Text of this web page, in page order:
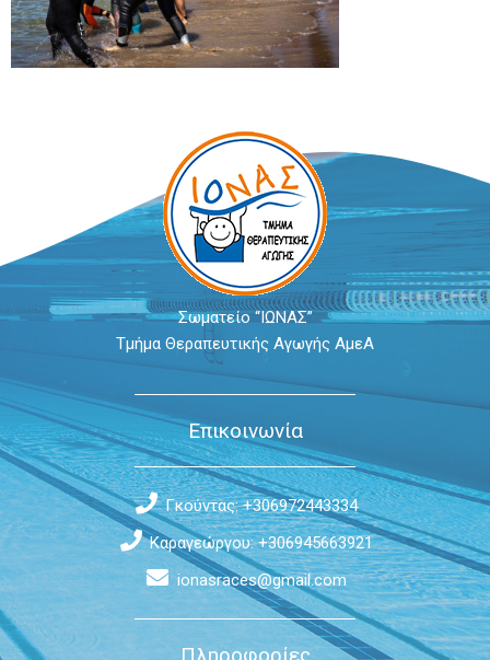
Σωματείο “ΙΩΝΑΣ”
Τμήμα Θεραπευτικής Αγωγής ΑμεΑ
Επικοινωνία
Γκούντας: +306972443334
Καραγεώργου: +306945663921
ionasraces@gmail.com